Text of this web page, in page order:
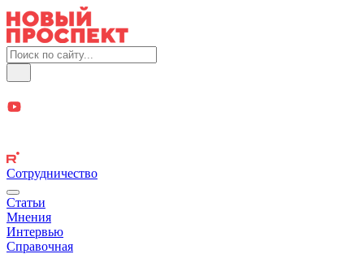
Сотрудничество
Статьи
Мнения
Интервью
Справочная